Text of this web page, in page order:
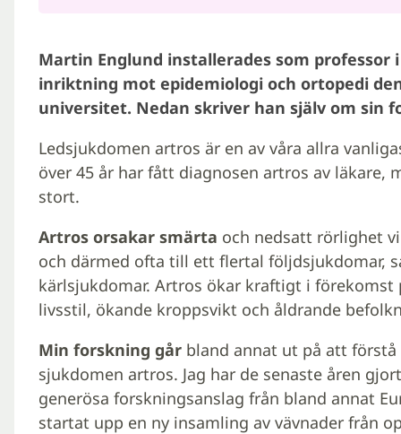
Martin Englund installerades som
inriktning mot epidemiologi och ortopedi
universitet. Nedan skriver han själv om sin
Ledsjukdomen artros är en av våra allra
över 45 år har fått diagnosen artros av
stort.
Artros orsakar smärta och nedsatt rörlighet
och därmed ofta till ett flertal följdsjukdomar,
kärlsjukdomar. Artros ökar kraftigt i
livsstil, ökande kroppsvikt och åldrande
Min forskning gårbland annat ut på att förstå
sjukdomen artros. Jag har de senaste åren
generösa forskningsanslag från bland annat
startat upp en ny insamling av vävnader från